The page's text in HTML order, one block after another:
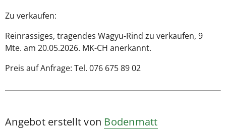
Zu verkaufen:
Reinrassiges, tragendes Wagyu-Rind zu verkaufen, 9
Mte. am 20.05.2026. MK-CH anerkannt.
Preis auf Anfrage: Tel. 076 675 89 02
Angebot erstellt von Bodenmatt